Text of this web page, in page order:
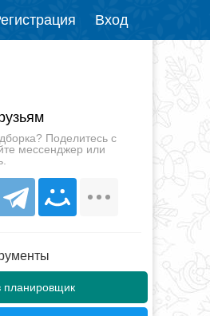
Вход
Поделитесь с
мессенджер или
планировщик